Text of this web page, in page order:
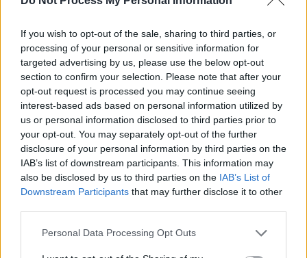
If you wish to opt-out of the sale, sharing to third parties, or
processing of your personal or sensitive information for
targeted advertising by us, please use the below opt-out
section to confirm your selection. Please note that after your
opt-out request is processed you may continue seeing
interest-based ads based on personal information utilized by
us or personal information disclosed to third parties prior to
your opt-out. You may separately opt-out of the further
disclosure of your personal information by third parties on the
IAB’s list of downstream participants. This information may
also be disclosed by us to third parties on the IAB’s List of
Downstream Participants that may further disclose it to other
Personal Data Processing Opt Outs
Königspudel Amarillo kaut vor der Bäckerei an einem
Alle Folgen von Hubert ohne Staller
Serie /Krimiserie
09:15
Dahoam is Dahoam
Einen Toast auf den Kini
Als Kathi auf einer gebräunten Scheibe Toast das
Konterfei von König Ludwig entdeckt, wittert sie den
großen Verkaufserfolg. Lässt sich die Scheibe Brot mit
hohem Gewinn im...
Dahoam is Dahoam
Alle Folgen von Dahoam is Dahoam
Serie /Familienserie
Hals- und Beinbruch
Tramitz) und Girwidz (Michael Brandner) die Leiche des